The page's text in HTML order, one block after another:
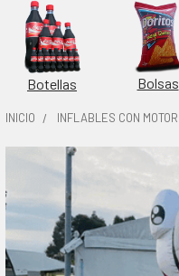
Botellas Bolsas
INICIO INFLABLES CON MOTOR